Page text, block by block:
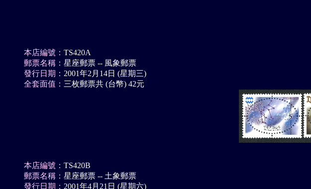
本店編號： TS420A
郵票名稱： 星座郵票 -- 風象郵票
發行日期： 2001年2月14日 (星期三)
全套面值： 三枚郵票共 (台幣) 42元
本店編號： TS420B
郵票名稱： 星座郵票 -- 土象郵票
發行日期： 2001年4月21日 (星期六)